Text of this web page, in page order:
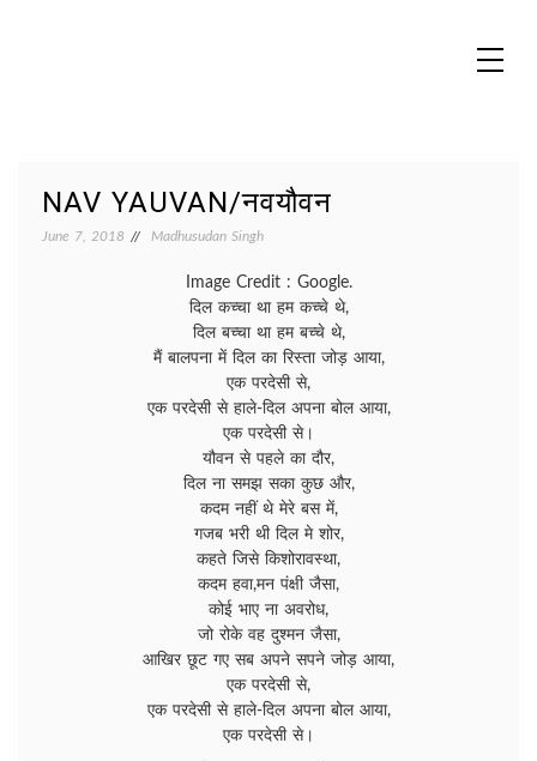
NAV YAUVAN/नवयौवन
June 7, 2018 Madhusudan Singh
Image Credit : Google.
दिल कच्चा था हम कच्चे थे,
दिल बच्चा था हम बच्चे थे,
मैं बालपना में दिल का रिस्ता जोड़ आया,
एक परदेसी से,
एक परदेसी से हाले-दिल अपना बोल आया,
एक परदेसी से।
यौवन से पहले का दौर,
दिल ना समझ सका कुछ और,
कदम नहीं थे मेरे बस में,
गजब भरी थी दिल मे शोर,
कहते जिसे किशोरावस्था,
कदम हवा,मन पंक्षी जैसा,
कोई भाए ना अवरोध,
जो रोके वह दुश्मन जैसा,
आखिर छूट गए सब अपने सपने जोड़ आया,
एक परदेसी से,
एक परदेसी से हाले-दिल अपना बोल आया,
एक परदेसी से।